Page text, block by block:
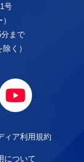
号
まで
く）
ィア利用規約
について